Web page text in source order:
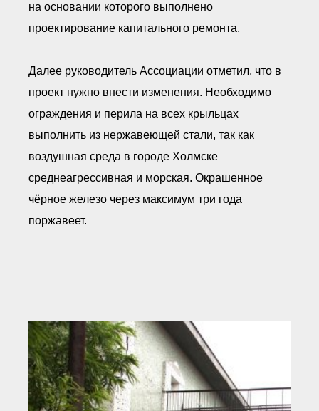
на основании которого выполнено
проектирование капитального ремонта.
Далее руководитель Ассоциации отметил, что в
проект нужно внести изменения. Необходимо
ограждения и перила на всех крыльцах
выполнить из нержавеющей стали, так как
воздушная среда в городе Холмске
среднеагрессивная и морская. Окрашенное
чёрное железо через максимум три года
поржавеет.